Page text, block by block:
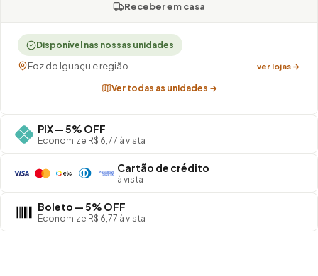
Receber em casa
Disponível nas nossas unidades
Foz do Iguaçu e região ver lojas →
Ver todas as unidades →
PIX — 5% OFF
Economize R$ 6,77 à vista
Cartão de crédito
à vista
Boleto — 5% OFF
Economize R$ 6,77 à vista